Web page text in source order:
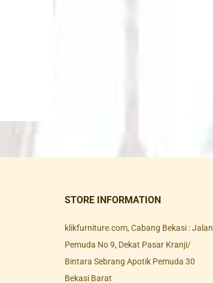
STORE INFORMATION
klikfurniture.com, Cabang Bekasi : Jalan
Pemuda No 9, Dekat Pasar Kranji/
Bintara Sebrang Apotik Pemuda 30
Bekasi Barat